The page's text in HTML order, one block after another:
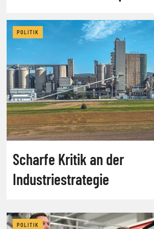
POLITIK
Scharfe Kritik an der
Industriestrategie
POLITIK